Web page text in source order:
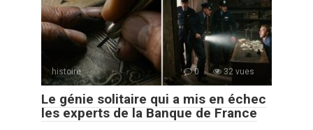
histoire 0 32 vues
Le génie solitaire qui a mis en échec
les experts de la Banque de France